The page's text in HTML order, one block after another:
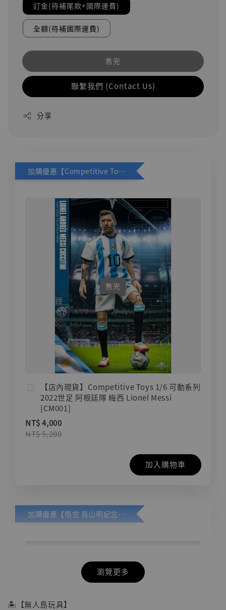
訂金(待補尾款+國際運費)
全額(待補國際運費)
售完
聯繫我們 (Contact Us)
分享
加購優惠【Competitive Toys 梅西 [CM001]】
售完
【店內現貨】Competitive Toys 1/6 可動系列
2022世足 阿根廷隊 梅西 Lionel Messi
[CM001]
NT$ 4,000
NT$ 5,200
加入購物車
加購優惠【悟空 鳥山明紀念款 [奇蹟工作室]】
瀏覽更多
🏝【無人島玩具】